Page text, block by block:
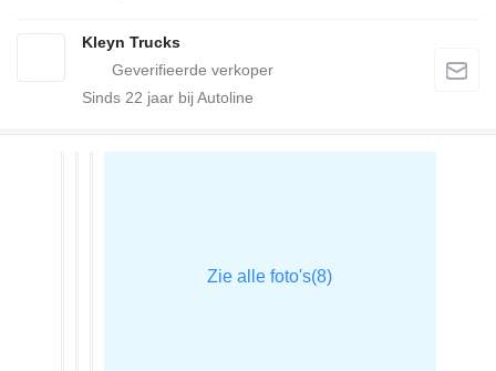
Kleyn Trucks
Sinds 22 jaar bij Autoline